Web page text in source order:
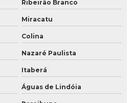
Ribeirão Branco
Miracatu
Colina
Nazaré Paulista
Itaberá
Águas de Lindóia